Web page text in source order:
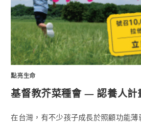
點亮生命
基督教芥菜種會 — 認養人計
在台灣，有不少孩子成長於照顧功能